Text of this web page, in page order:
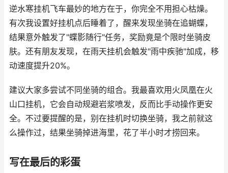
逆水寒挂机飞车最妙的地方在于，你完全不用担心枯燥。
有次我设置好挂机点后睡着了，醒来发现坐骑在追蝴蝶，
结果意外触发了"蝶影随行"任务，奖励竟是个限时坐骑皮
肤。还有朋友发现，在雨天挂机会触发"雨中疾驰"加成，移
动速度提升20%。
建议大家多尝试不同坐骑的组合。我最喜欢用火凤凰在火
山口挂机，它会自动规避岩浆喷发，反而比手动操作更安
全。不过要提醒的是，别在挂机时切换坐骑，我之前就这
么操作过，结果坐骑掉进海里，花了半小时才捞回来。
写在最后的彩蛋